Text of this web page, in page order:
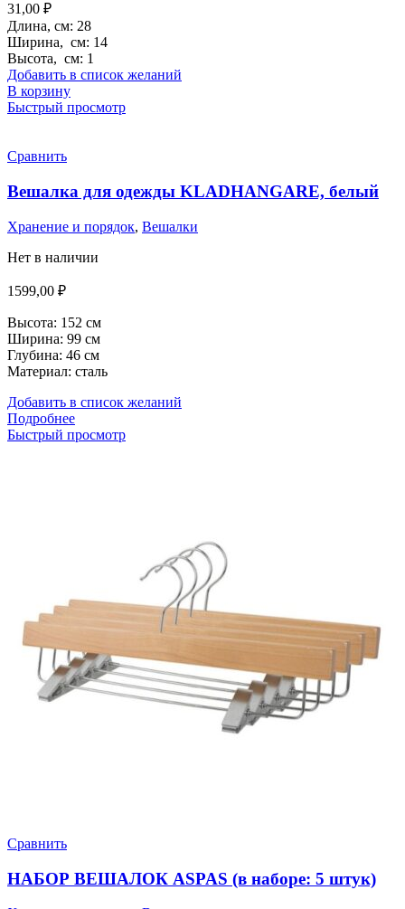
31,00 ₽
Длина, см: 28
Ширина, см: 14
Высота, см: 1
Добавить в список желаний
В корзину
Быстрый просмотр
Сравнить
Вешалка для одежды KLADHANGARE, белый
Хранение и порядок, Вешалки
Нет в наличии
1599,00 ₽
Высота: 152 см
Ширина: 99 см
Глубина: 46 см
Материал: сталь
Добавить в список желаний
Подробнее
Быстрый просмотр
Сравнить
НАБОР ВЕШАЛОК ASPAS (в наборе: 5 штук)